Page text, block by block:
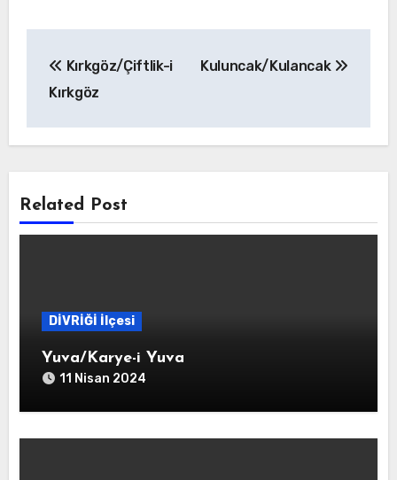
gezinmesi
Kırkgöz/Çiftlik-i
Kırkgöz
Kuluncak/Kulancak
Related Post
DİVRİĞİ İlçesi
Yuva/Karye-i Yuva
11 Nisan 2024